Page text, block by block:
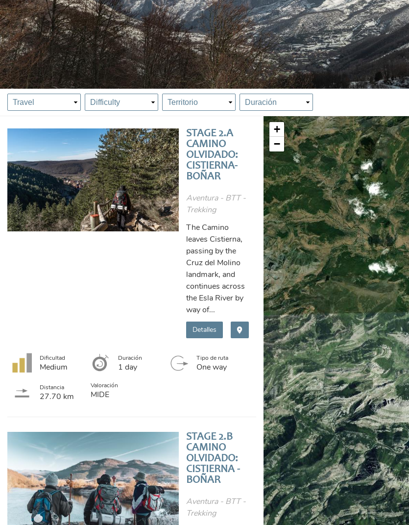
STAGE 2.A
CAMINO
OLVIDADO:
CISTIERNA-
BOÑAR
Aventura - BTT -
Trekking
The Camino
leaves Cistierna,
passing by the
Cruz del Molino
landmark, and
continues across
the Esla River by
way of...
Detalles
Dificultad
Medium
Duración
1 day
Tipo de ruta
One way
Distancia
27.70 km
Valoración
MIDE
STAGE 2.B
CAMINO
OLVIDADO:
CISTIERNA -
BOÑAR
Aventura - BTT -
Trekking
+
−